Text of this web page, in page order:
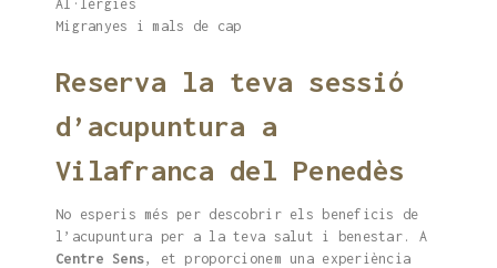
Al·lèrgies
Migranyes i mals de cap
Reserva la teva sessió
d’acupuntura a
Vilafranca del Penedès
No esperis més per descobrir els beneficis de
l’acupuntura per a la teva salut i benestar. A
Centre Sens, et proporcionem una experiència